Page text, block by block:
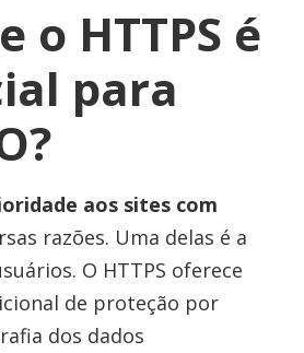
o HTTPS é
para
aos sites com
razões. Uma delas é a
O HTTPS oferece
de proteção por
dos dados